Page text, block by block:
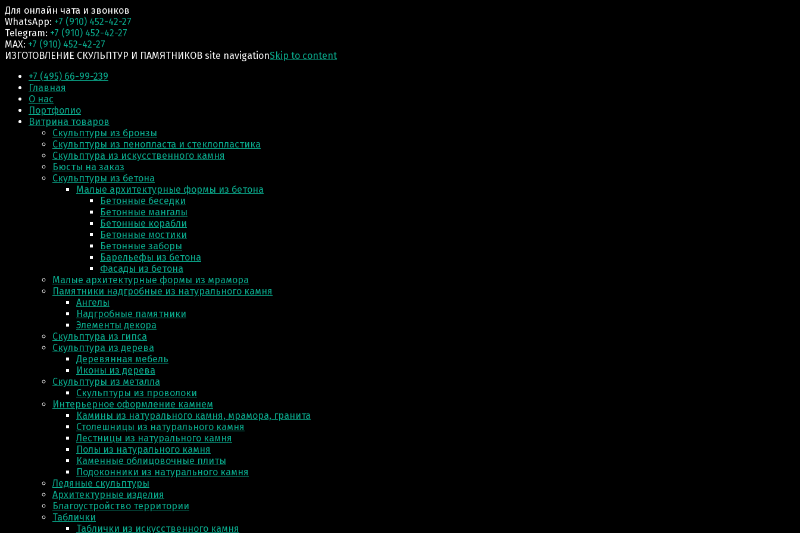
Для онлайн чата и звонков
WhatsApp: +7 (910) 452-42-27
Telegram: +7 (910) 452-42-27
MAX: +7 (910) 452-42-27
ИЗГОТОВЛЕНИЕ СКУЛЬПТУР И ПАМЯТНИКОВ site navigationSkip to content
+7 (495) 66-99-239
Главная
О нас
Портфолио
Витрина товаров
Скульптуры из бронзы
Скульптуры из пенопласта и стеклопластика
Скульптура из искусственного камня
Бюсты на заказ
Скульптуры из бетона
Малые архитектурные формы из бетона
Бетонные беседки
Бетонные мангалы
Бетонные корабли
Бетонные мостики
Бетонные заборы
Барельефы из бетона
Фасады из бетона
Малые архитектурные формы из мрамора
Памятники надгробные из натурального камня
Ангелы
Надгробные памятники
Элементы декора
Скульптура из гипса
Скульптура из деревa
Деревянная мебель
Иконы из дерева
Скульптуры из металла
Скульптуры из проволоки
Интерьерное оформление камнем
Камины из натурального камня, мрамора, гранита
Столешницы из натурального камня
Лестницы из натурального камня
Полы из натурального камня
Каменные облицовочные плиты
Подоконники из натурального камня
Ледяные скульптуры
Архитектурные изделия
Благоустройство территории
Таблички
Таблички из искусственного камня